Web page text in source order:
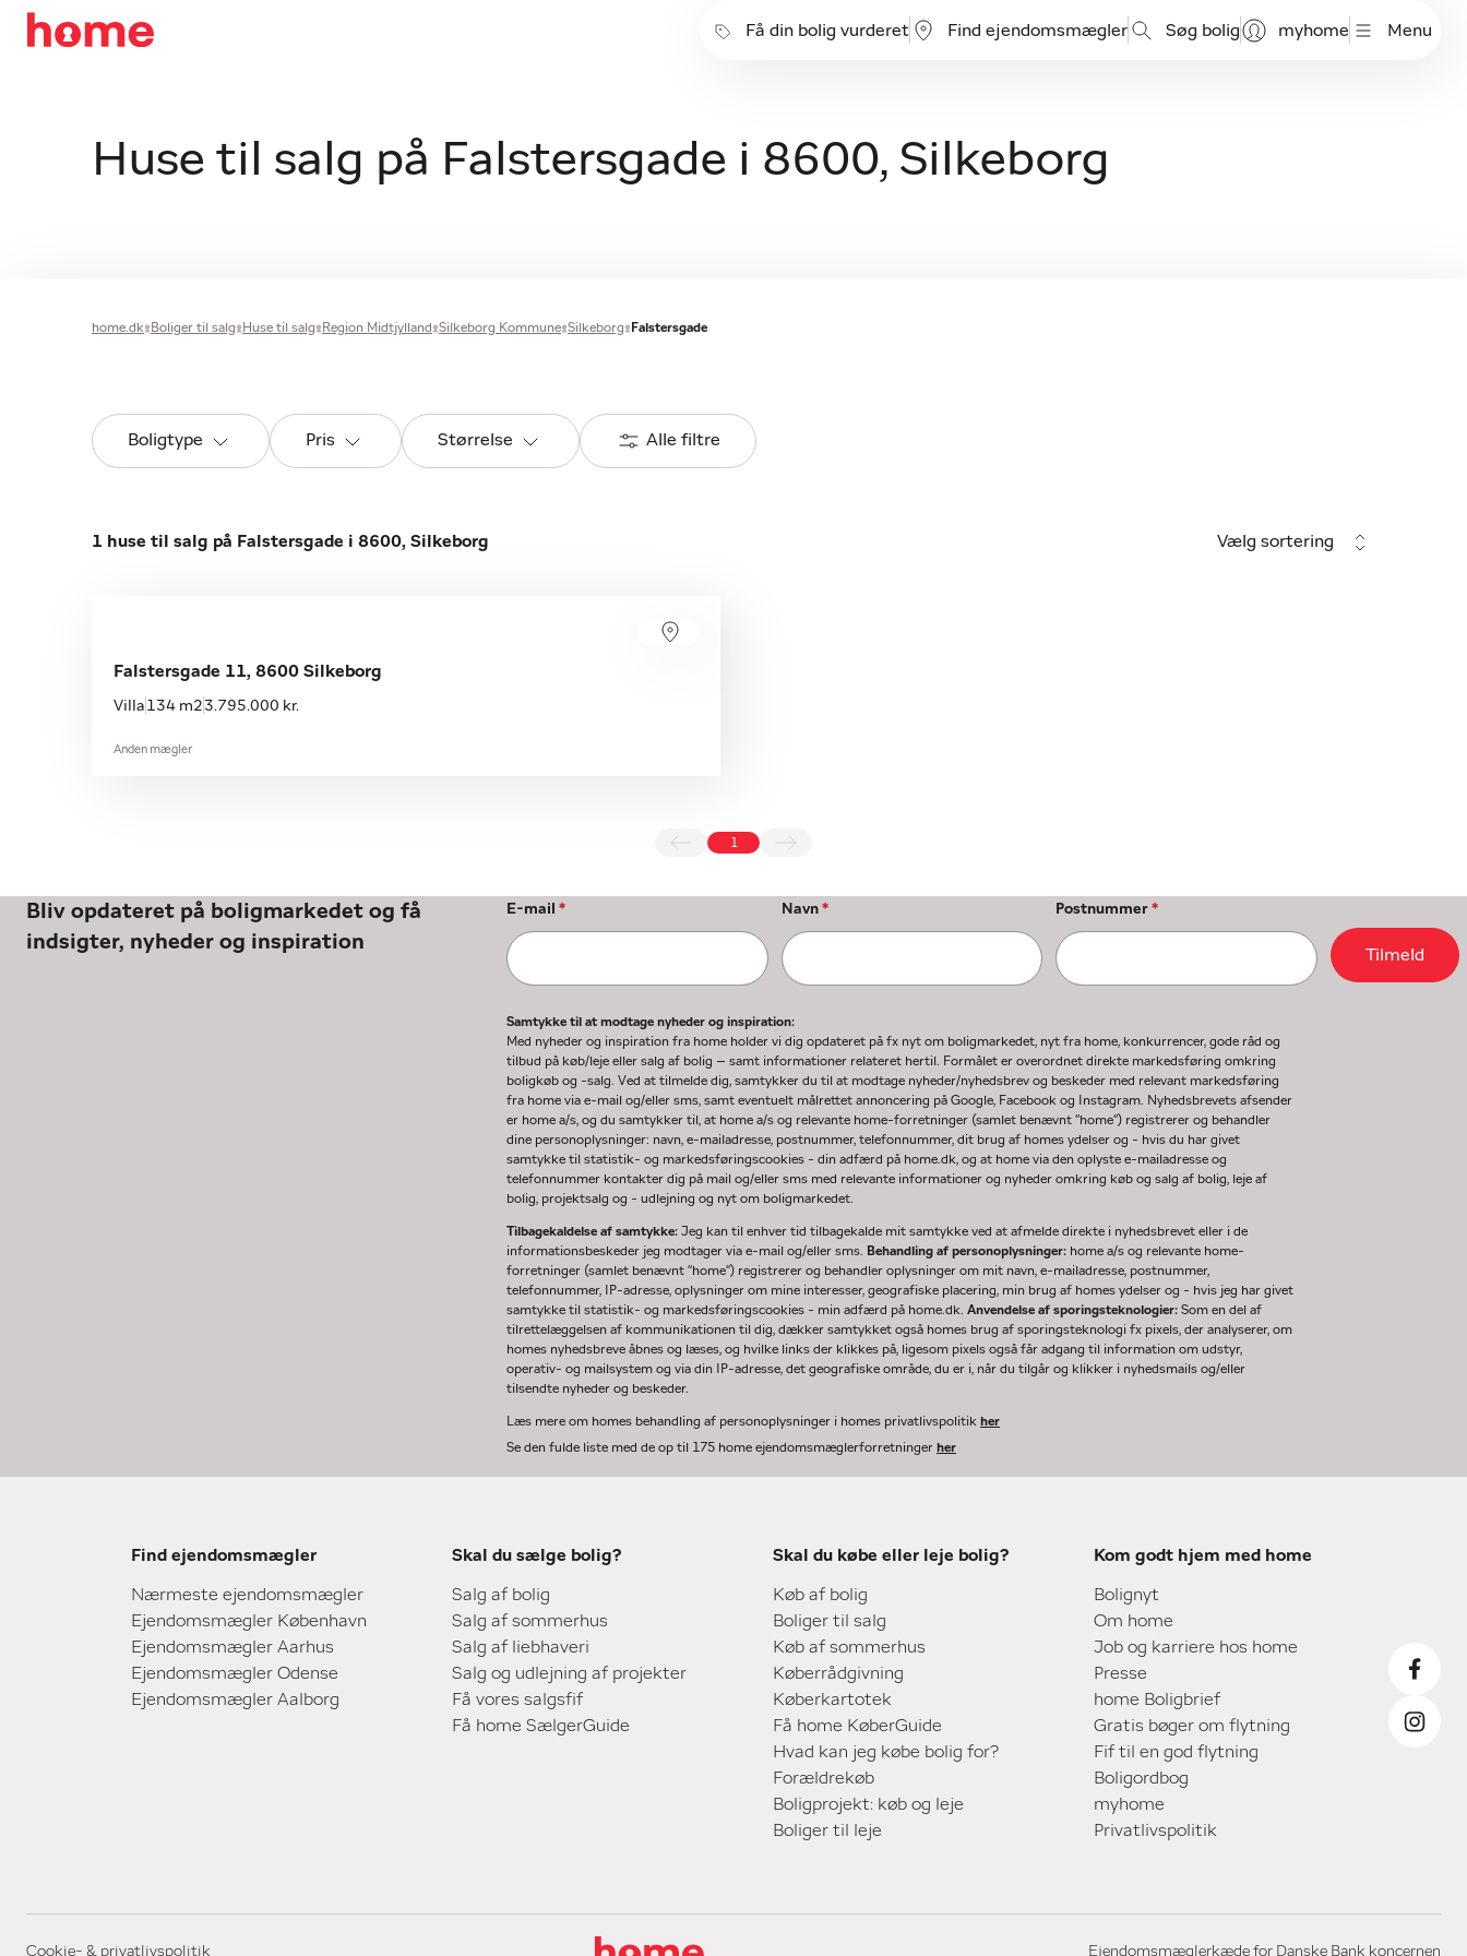
Få din bolig vurderet Find ejendomsmægler Søg bolig myhome Menu
Huse til salg på Falstersgade i 8600, Silkeborg
home.dk Boliger til salg Huse til salg Region Midtjylland Silkeborg Kommune Silkeborg Falstersgade
Boligtype Pris Størrelse Alle filtre
1 huse til salg på Falstersgade i 8600, Silkeborg Vælg sortering
Falstersgade 11, 8600 Silkeborg
Villa 134 m2 3.795.000 kr.
Anden mægler
1
Bliv opdateret på boligmarkedet og få
indsigter, nyheder og inspiration
E-mail * Navn * Postnummer*
Tilmeld
Samtykke til at modtage nyheder og inspiration:
Med nyheder og inspiration fra home holder vi dig opdateret på fx nyt om boligmarkedet, nyt fra home, konkurrencer, gode råd og
tilbud på køb/leje eller salg af bolig – samt informationer relateret hertil. Formålet er overordnet direkte markedsføring omkring
boligkøb og -salg. Ved at tilmelde dig, samtykker du til at modtage nyheder/nyhedsbrev og beskeder med relevant markedsføring
fra home via e-mail og/eller sms, samt eventuelt målrettet annoncering på Google, Facebook og Instagram. Nyhedsbrevets afsender
er home a/s, og du samtykker til, at home a/s og relevante home-forretninger (samlet benævnt "home") registrerer og behandler
dine personoplysninger: navn, e-mailadresse, postnummer, telefonnummer, dit brug af homes ydelser og - hvis du har givet
samtykke til statistik- og markedsføringscookies - din adfærd på home.dk, og at home via den oplyste e-mailadresse og
telefonnummer kontakter dig på mail og/eller sms med relevante informationer og nyheder omkring køb og salg af bolig, leje af
bolig, projektsalg og - udlejning og nyt om boligmarkedet.
Tilbagekaldelse af samtykke:Jeg kan til enhver tid tilbagekalde mit samtykke ved at afmelde direkte i nyhedsbrevet eller i de
informationsbeskeder jeg modtager via e-mail og/eller sms. Behandling af personoplysninger: home a/s og relevante home-
forretninger (samlet benævnt "home") registrerer og behandler oplysninger om mit navn, e-mailadresse, postnummer,
telefonnummer, IP-adresse, oplysninger om mine interesser, geografiske placering, min brug af homes ydelser og - hvis jeg har givet
samtykke til statistik- og markedsføringscookies - min adfærd på home.dk. Anvendelse af sporingsteknologier:Som en del af
tilrettelæggelsen af kommunikationen til dig, dækker samtykket også homes brug af sporingsteknologi fx pixels, der analyserer, om
homes nyhedsbreve åbnes og læses, og hvilke links der klikkes på, ligesom pixels også får adgang til information om udstyr,
operativ- og mailsystem og via din IP-adresse, det geografiske område, du er i, når du tilgår og klikker i nyhedsmails og/eller
tilsendte nyheder og beskeder.
Læs mere om homes behandling af personoplysninger i homes privatlivspolitik her
Se den fulde liste med de op til 175 home ejendomsmæglerforretninger her
Find ejendomsmægler
Nærmeste ejendomsmægler
Ejendomsmægler København
Ejendomsmægler Aarhus
Ejendomsmægler Odense
Ejendomsmægler Aalborg
Skal du sælge bolig?
Salg af bolig
Salg af sommerhus
Salg af liebhaveri
Salg og udlejning af projekter
Få vores salgsfif
Få home SælgerGuide
Skal du købe eller leje bolig?
Køb af bolig
Boliger til salg
Køb af sommerhus
Køberrådgivning
Køberkartotek
Få home KøberGuide
Hvad kan jeg købe bolig for?
Forældrekøb
Boligprojekt: køb og leje
Boliger til leje
Kom godt hjem med home
Bolignyt
Om home
Job og karriere hos home
Presse
home Boligbrief
Gratis bøger om flytning
Fif til en god flytning
Boligordbog
myhome
Privatlivspolitik
Cookie- & privatlivspolitik Ejendomsmæglerkæde for Danske Bank koncernen